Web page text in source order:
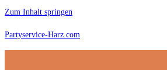
Zum Inhalt springen
Partyservice-Harz.com